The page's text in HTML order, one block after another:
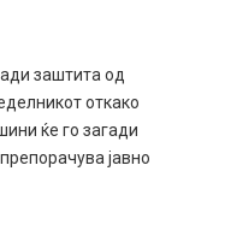
заштита од
откако
ќе го загади
јавно